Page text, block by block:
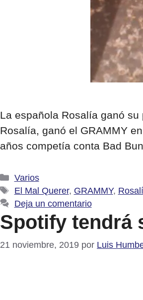
La española Rosalía ganó
Rosalía, ganó el GRAMMY
años competía conta Bad
Categorías
Varios
Etiquetas
El Mal Querer, GRAMMY,
Deja un comentario
Spotify tendrá
21 noviembre, 2019 por Luis